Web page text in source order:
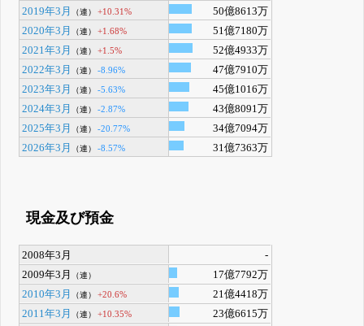
2019年3月
（連） +10.31%
50億8613万
2020年3月
（連） +1.68%
51億7180万
2021年3月
（連） +1.5%
52億4933万
2022年3月
（連） -8.96%
47億7910万
2023年3月
（連） -5.63%
45億1016万
2024年3月
（連） -2.87%
43億8091万
2025年3月
（連） -20.77%
34億7094万
2026年3月
（連） -8.57% 31億7363万
現金及び預金
2008年3月
-
2009年3月
（連）
17億7792万
2010年3月
（連） +20.6%
21億4418万
2011年3月
（連） +10.35%
23億6615万